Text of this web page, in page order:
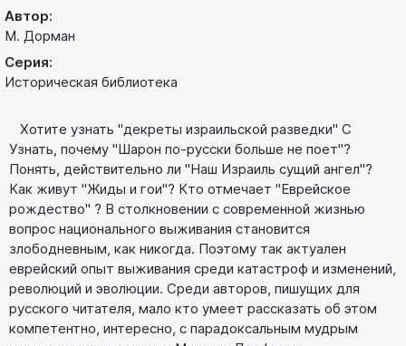
Автор:
М. Дорман
Серия:
Историческая библиотека
Хотите узнать "декреты израильской разведки" С
Узнать, почему "Шарон по-русски больше не поет"?
Понять, действительно ли "Наш Израиль сущий ангел"?
Как живут "Жиды и гои"? Кто отмечает "Еврейское
рождество" ? В столкновении с современной жизнью
вопрос национального выживания становится
злободневным, как никогда. Поэтому так актуален
еврейский опыт выживания среди катастроф и изменений,
революций и эволюции. Среди авторов, пишущих для
русского читателя, мало кто умеет рассказать об этом
компетентно, интересно, с парадоксальным мудрым